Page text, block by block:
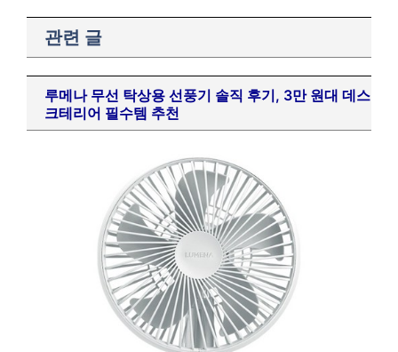
관련 글
루메나 무선 탁상용 선풍기 솔직 후기, 3만 원대 데스
크테리어 필수템 추천